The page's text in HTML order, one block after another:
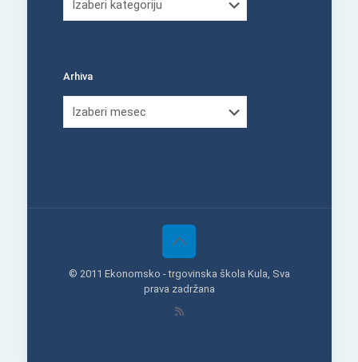
Arhiva
© 2011 Ekonomsko - trgovinska škola Kula, Sva
prava zadržana